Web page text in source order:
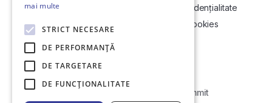
Soluționarea Online a litigiilor
ANCP
Politică confidențialitate
Politica de cookies
Initial Commit
mai multe
STRICT NECESARE
DE PERFORMANȚĂ
DE TARGETARE
DE FUNCŢIONALITATE